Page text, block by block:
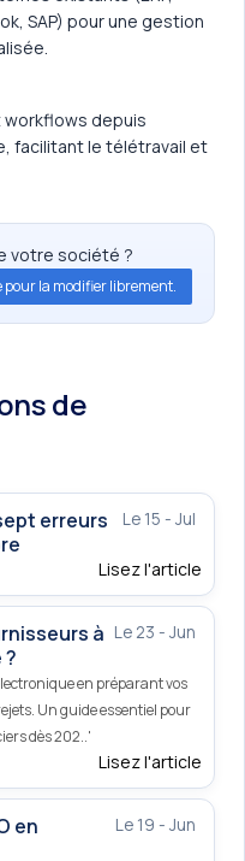
SAP) pour une gestion
depuis
facilitant le télétravail et
votre société ?
pour la modifier librement.
de
Le 15 - Jul
erreurs
Lisez l'article
Le 23 - Jun
à
en préparant vos
Un guide essentiel pour
dès 202..'
Lisez l'article
Le 19 - Jun
en